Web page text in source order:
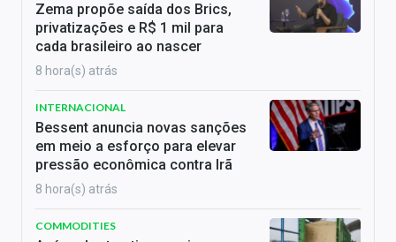
Zema propõe saída dos Brics,
privatizações e R$ 1 mil para
cada brasileiro ao nascer
8 hora(s) atrás
INTERNACIONAL
Bessent anuncia novas sanções
em meio a esforço para elevar
pressão econômica contra Irã
8 hora(s) atrás
COMMODITIES